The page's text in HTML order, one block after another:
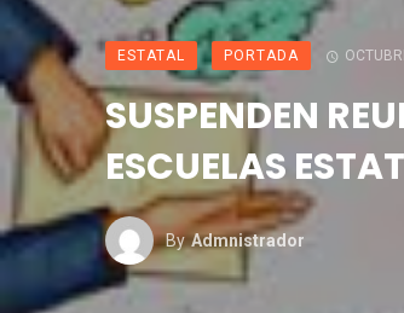
ESTATAL PORTADA
SUSPENDEN
ESCUELAS
By Admnistrador